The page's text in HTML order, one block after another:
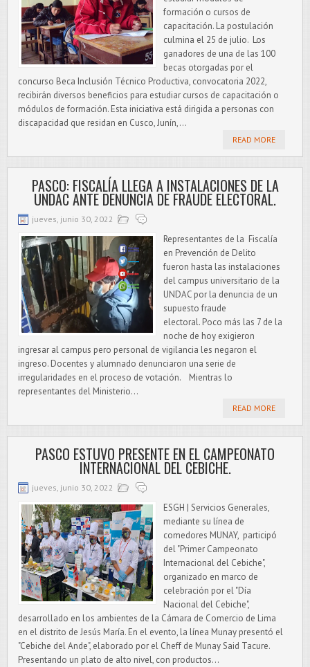
formación o cursos de
capacitación. La postulación
culmina el 25 de julio. Los
ganadores de una de las 100
becas otorgadas por el
concurso Beca Inclusión Técnico Productiva, convocatoria 2022,
recibirán diversos beneficios para estudiar cursos de capacitación o
módulos de formación. Esta iniciativa está dirigida a personas con
discapacidad que residan en Cusco, Junín,...
READ MORE
PASCO: FISCALÍA LLEGA A INSTALACIONES DE LA
UNDAC ANTE DENUNCIA DE FRAUDE ELECTORAL.
jueves, junio 30, 2022
Representantes de la Fiscalía
en Prevención de Delito
fueron hasta las instalaciones
del campus universitario de la
UNDAC por la denuncia de un
supuesto fraude
electoral. Poco más las 7 de la
noche de hoy exigieron
ingresar al campus pero personal de vigilancia les negaron el
ingreso. Docentes y alumnado denunciaron una serie de
irregularidades en el proceso de votación. Mientras lo
representantes del Ministerio...
READ MORE
PASCO ESTUVO PRESENTE EN EL CAMPEONATO
INTERNACIONAL DEL CEBICHE.
jueves, junio 30, 2022
ESGH | Servicios Generales,
mediante su línea de
comedores MUNAY, participó
del "Primer Campeonato
Internacional del Cebiche",
organizado en marco de
celebración por el "Día
Nacional del Cebiche",
desarrollado en los ambientes de la Cámara de Comercio de Lima
en el distrito de Jesús María. En el evento, la línea Munay presentó el
"Cebiche del Ande", elaborado por el Cheff de Munay Said Tacure.
Presentando un plato de alto nivel, con productos...